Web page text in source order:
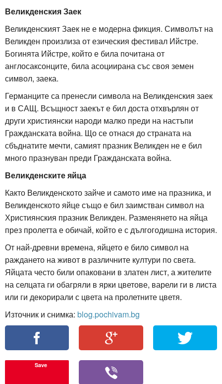
Великденския Заек
Великденският Заек не е модерна фикция. Символът на
Великден произлиза от езическия фестивал Ийстре.
Богинята Ийстре, който е била почитана от
англосаксонците, била асоциирана със своя земен
символ, заека.
Германците са пренесли символа на Великденския заек
и в САЩ. Всъщност заекът е бил доста отхвърлян от
други християнски народи малко преди на настъпи
Гражданската война. Що се отнася до страната на
сбъднатите мечти, самият празник Великден не е бил
много празнуван преди Гражданската война.
Великденските яйца
Както Великденското зайче и самото име на празника, и
Великденското яйце също е бил заимстван символ на
Християнския празник Великден. Разменянето на яйца
през пролетта е обичай, който е с дългогодишна история.
От най-древни времена, яйцето е било символ на
раждането на живот в различните култури по света.
Яйцата често били опаковани в златен лист, а жителите
на селцата ги обагряли в ярки цветове, варели ги в листа
или ги декорирали с цвета на пролетните цветя.
Източник и снимка: blog.pochivam.bg
Save